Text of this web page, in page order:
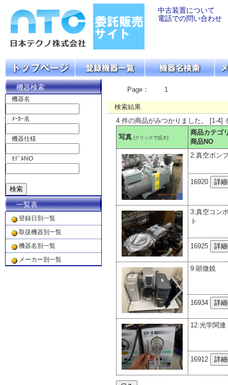
中古装置について
電話での問い合わせ
機器検索
機器名
ﾒｰｶｰ名
機器仕様
ﾓﾃﾞﾙNO
一覧表
登録日別一覧
取扱機器別一覧
機器名別一覧
メーカー別一覧
Page： 1
検索結果
4 件の商品がみつかりました。 [1-4]
写真 (クリックで拡大)
商品カテゴ
商品NO
2:真空ポン
16920
3:真空コン
ト
16925
9:顕微鏡
16934
12:光学関連
16912